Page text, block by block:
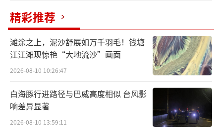
结识了志同道合的伙伴，成功组团出道；有的
感谢“关注流”提供了众多表演舞台，让更多
人认识到自己；也有人表示，在做自己喜欢的
事情时，还能把能量传递给其他人，感到十分
星推官也鼓励舞蹈爱好者大胆展示自
己，“坚持自己喜欢做的事情，真的很酷”。
精彩推荐
滩涂之上，泥沙舒展如万千羽毛！钱塘
江江滩现惊艳“大地流沙”画面
2026-08-10 10:26:47
白海豚行进路径与巴威高度相似 台风影
响差异显著
2026-08-10 13:59:11